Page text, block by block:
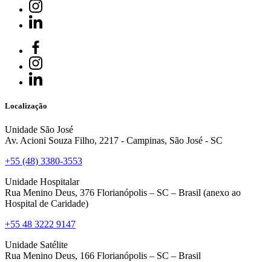
Localização
Unidade São José
Av. Acioni Souza Filho, 2217 - Campinas, São José - SC
+55 (48) 3380-3553
Unidade Hospitalar
Rua Menino Deus, 376 Florianópolis – SC – Brasil (anexo ao
Hospital de Caridade)
+55 48 3222 9147
Unidade Satélite
Rua Menino Deus, 166 Florianópolis – SC – Brasil